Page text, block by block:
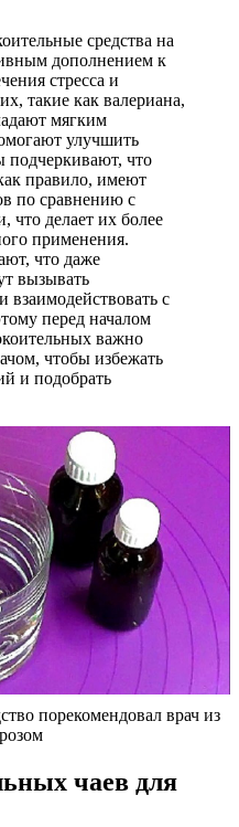
средства на
дополнением к
стресса и
такие как валериана,
мягким
улучшить
подчеркивают, что
правило, имеют
по сравнению с
что делает их более
применения.
что даже
вызывать
взаимодействовать с
перед началом
важно
чтобы избежать
и подобрать
порекомендовал врач из
чаев для